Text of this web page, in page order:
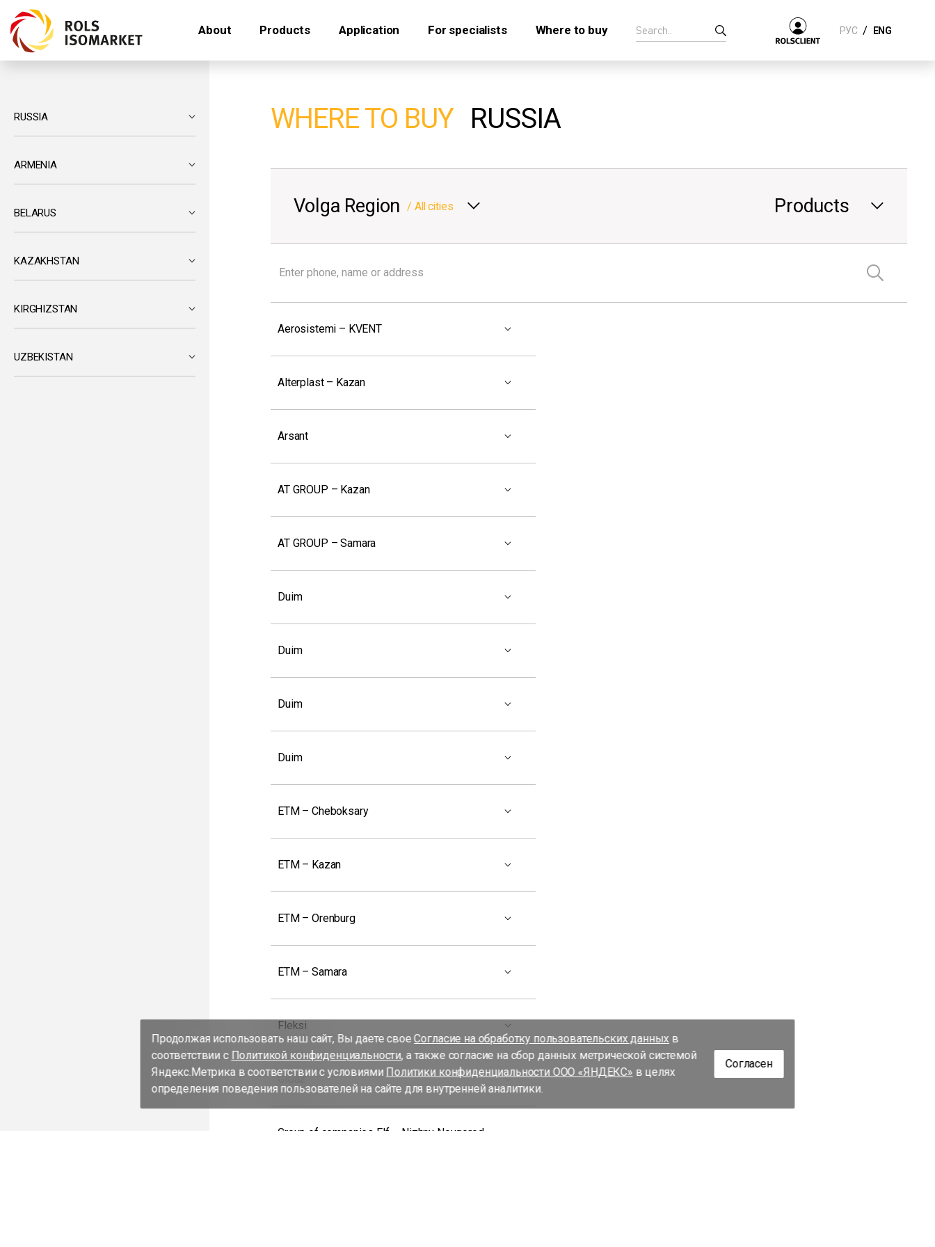
About Products Application For specialists Where to buy РУС / ENG
RUSSIA
ARMENIA
BELARUS
KAZAKHSTAN
KIRGHIZSTAN
UZBEKISTAN
WHERE TO BUY RUSSIA
Volga Region / All cities Products
Aerosistemi – KVENT
Alterplast – Kazan
Arsant
AT GROUP – Kazan
AT GROUP – Samara
Duim
Duim
Duim
Duim
ETM – Cheboksary
ETM – Kazan
ETM – Orenburg
ETM – Samara
Fleksi
GiGaz
Group of companies Elf – Nizhny Novgorod
Продолжая использовать наш сайт, Вы даете своеСогласие на обработку пользовательских данных в
соответствии с Политикой конфиденциальности, а также согласие на сбор данных метрической системой
Яндекс.Метрика в соответствии с условиями Политики конфиденциальности ООО «ЯНДЕКС» в целях
определения поведения пользователей на сайте для внутренней аналитики.
Согласен